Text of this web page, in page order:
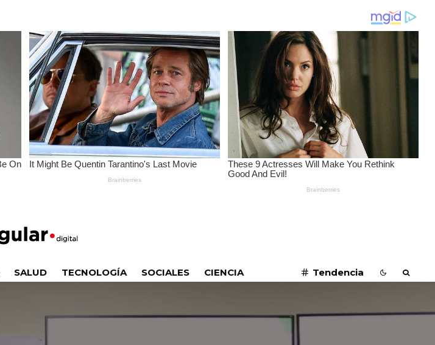
SALUD TECNOLOGÍA SOCIALES CIENCIA Tendencia